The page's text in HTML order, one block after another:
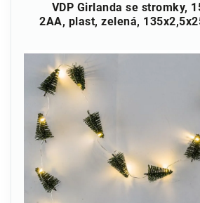
VDP Girlanda se stromky,
2AA, plast, zelená,